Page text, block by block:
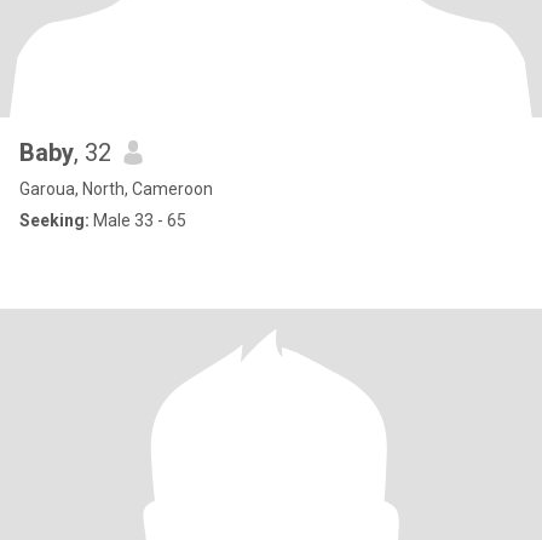
Baby, 32
Garoua, North, Cameroon
Seeking: Male 33 - 65